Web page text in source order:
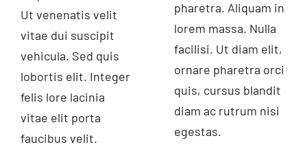
Ut venenatis velit
vitae dui suscipit
vehicula. Sed quis
lobortis elit. Integer
felis lore lacinia
vitae elit porta
faucibus velit.
pharetra. Aliquam in
lorem massa. Nulla
facilisi. Ut diam elit,
ornare pharetra orci
quis, cursus blandit
diam ac rutrum nisi
egestas.